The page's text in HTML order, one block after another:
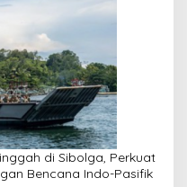
di Sibolga, Perkuat
Bencana Indo-Pasifik